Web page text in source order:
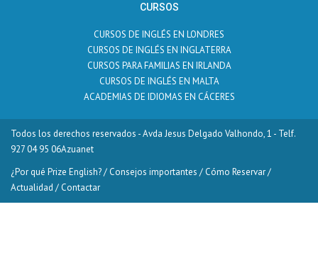
CURSOS
CURSOS DE INGLÉS EN LONDRES
CURSOS DE INGLÉS EN INGLATERRA
CURSOS PARA FAMILIAS EN IRLANDA
CURSOS DE INGLÉS EN MALTA
ACADEMIAS DE IDIOMAS EN CÁCERES
Todos los derechos reservados - Avda Jesus Delgado Valhondo, 1 - Telf.
927 04 95 06Azuanet
¿Por qué Prize English?/ Consejos importantes / Cómo Reservar/
Actualidad / Contactar